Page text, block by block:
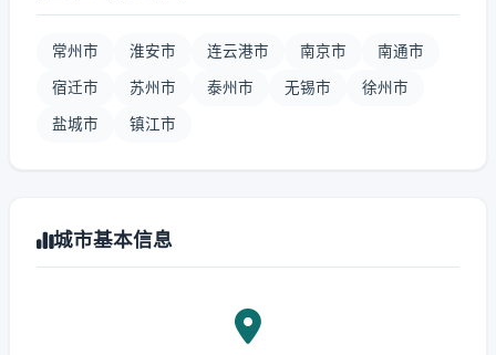
常州市 淮安市 连云港市 南京市 南通市
宿迁市 苏州市 泰州市 无锡市 徐州市
盐城市 镇江市
城市基本信息